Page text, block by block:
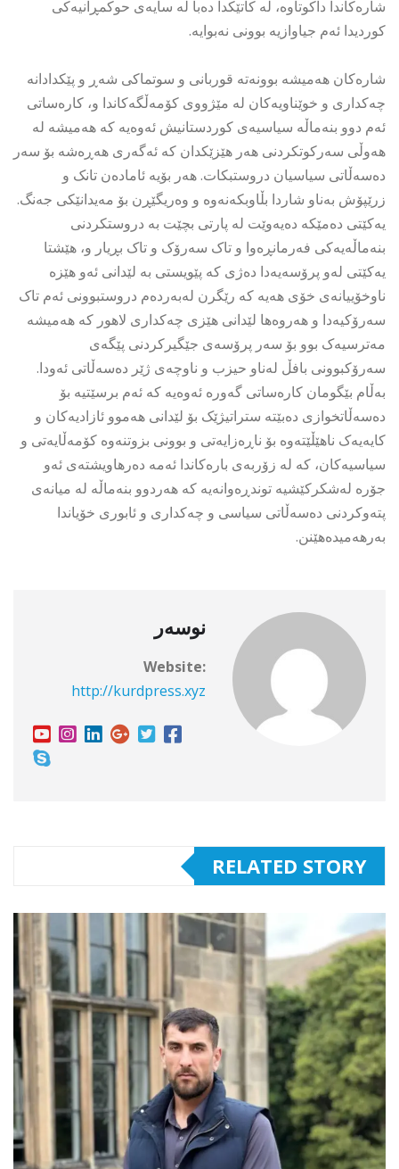
شارەکاندا داکوتاوە، لە کاتێکدا دەبا لە سایەی حوکمڕانیەکی
کوردیدا ئەم جیاوازیە بوونی نەبوایە.
شارەکان هەمیشە بوونەتە قوربانی و سوتماکی شەڕ و پێکدادانە
چەکداری و خوێناویەکان لە مێژووی کۆمەڵگەکاندا و، کارەساتی
ئەم دوو بنەماڵە سیاسیەی کوردستانیش ئەوەیە کە هەمیشە لە
هەوڵی سەرکوتکردنی هەر هێزێکدان کە ئەگەری هەڕەشە بۆ سەر
دەسەڵاتی سیاسیان دروستبکات. هەر بۆیە ئامادەن تانک و
زرێپۆش بەناو شاردا بڵاوبکەنەوە و وەریگێڕن بۆ مەیدانێکی جەنگ.
یەکێتی دەمێکە دەیەوێت لە پارتی بچێت بە دروستکردنی
بنەماڵەیەکی فەرمانڕەوا و تاک سەرۆک و تاک بڕیار و، هێشتا
یەکێتی لەو پرۆسەیەدا دەژی کە پێویستی بە لێدانی ئەو هێزە
ناوخۆییانەی خۆی هەیە کە رێگرن لەبەردەم دروستبوونی ئەم تاک
سەرۆکیەدا و هەروەها لێدانی هێزی چەکداری لاهور کە هەمیشە
مەترسیەک بوو بۆ سەر پرۆسەی جێگیرکردنی پێگەی
سەرۆکبوونی بافڵ لەناو حیزب و ناوچەی ژێر دەسەڵاتی ئەودا.
بەڵام بێگومان کارەساتی گەورە ئەوەیە کە ئەم برسێتیە بۆ
دەسەڵاتخوازی دەبێتە ستراتیژێک بۆ لێدانی هەموو ئازادیەکان و
کایەیەک ناهێڵێتەوە بۆ ناڕەزایەتی و بوونی بزوتنەوە کۆمەڵایەتی و
سیاسیەکان، کە لە زۆربەی بارەکاندا ئەمە دەرهاویشتەی ئەو
جۆرە لەشکرکێشیە توندڕەوانەیە کە هەردوو بنەماڵە لە میانەی
پتەوکردنی دەسەڵاتی سیاسی و چەکداری و ئابوری خۆیاندا
بەرهەمیدەهێنن.
نوسەر
Website:
http://kurdpress.xyz
RELATED STORY